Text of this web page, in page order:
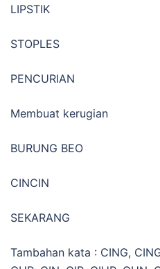
LIPSTIK
STOPLES
PENCURIAN
Membuat kerugian
BURUNG BEO
CINCIN
SEKARANG
Tambahan kata : CING,